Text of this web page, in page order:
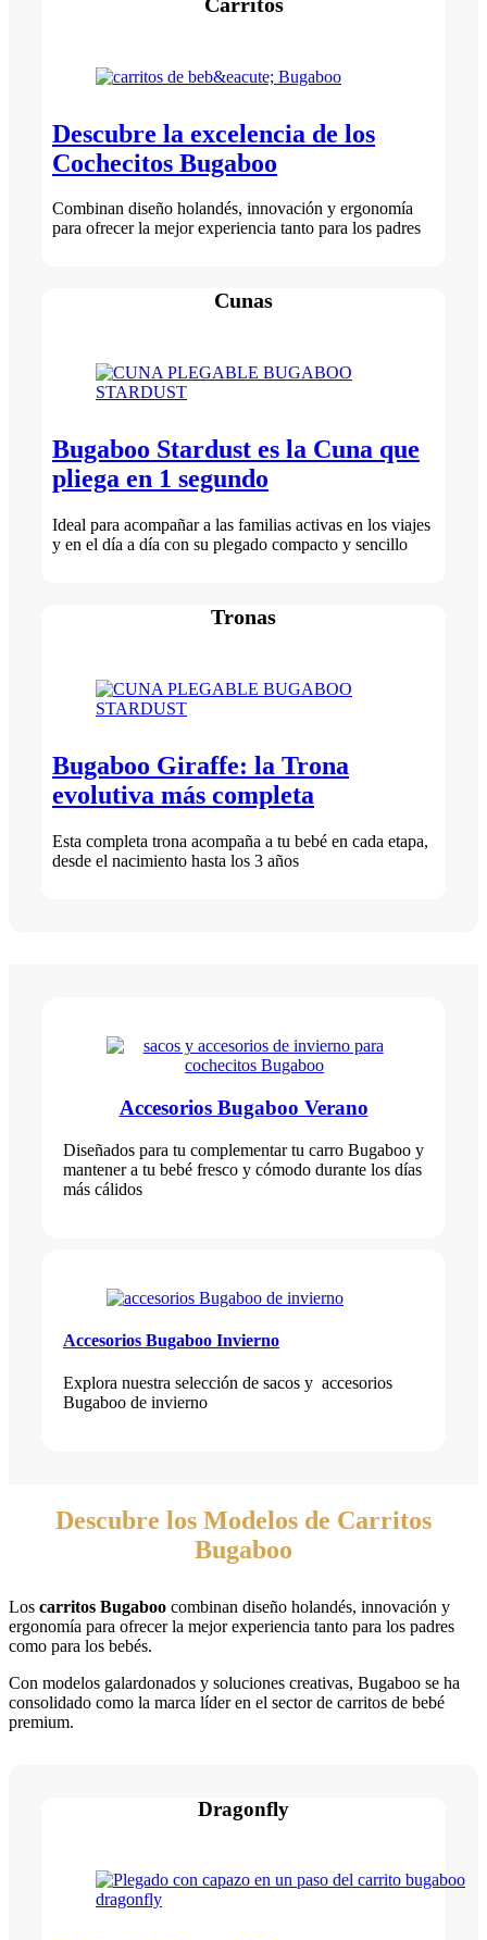
Descubre la excelencia de los
Cochecitos Bugaboo
Combinan diseño holandés, innovación y ergonomía
para ofrecer la mejor experiencia tanto para los padres
Cunas
Bugaboo Stardust es la Cuna que
pliega en 1 segundo
Ideal para acompañar a las familias activas en los viajes
y en el día a día con su plegado compacto y sencillo
Tronas
Bugaboo Giraffe: la Trona
evolutiva más completa
Esta completa trona acompaña a tu bebé en cada etapa,
desde el nacimiento hasta los 3 años
Accesorios Bugaboo Verano
Diseñados para tu complementar tu carro Bugaboo y
mantener a tu bebé fresco y cómodo durante los días
más cálidos
Accesorios Bugaboo Invierno
Explora nuestra selección de sacos y accesorios
Bugaboo de invierno
Descubre los Modelos de Carritos
Bugaboo
Los carritos Bugaboo combinan diseño holandés, innovación y
ergonomía para ofrecer la mejor experiencia tanto para los padres
como para los bebés.
Con modelos galardonados y soluciones creativas, Bugaboo se ha
consolidado como la marca líder en el sector de carritos de bebé
premium.
Dragonfly